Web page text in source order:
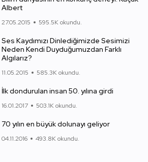
Albert
27.05.2015 595.5K okundu.
Ses Kaydımızı Dinlediğimizde Sesimizi
Neden Kendi Duyduğumuzdan Farklı
Algılarız?
11.05.2015 585.3K okundu.
İlk dondurulan insan 50. yılına girdi
16.01.2017 503.1K okundu.
70 yılın en büyük dolunayı geliyor
04.11.2016 493.8K okundu.